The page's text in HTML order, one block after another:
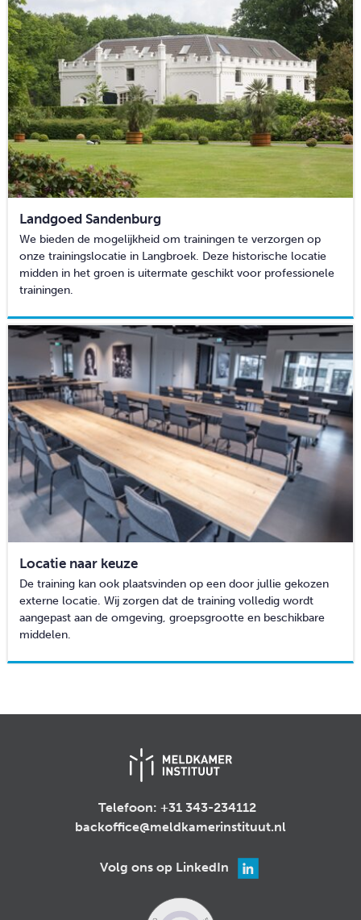
Landgoed Sandenburg
We bieden de mogelijkheid om trainingen te verzorgen op
onze trainingslocatie in Langbroek. Deze historische locatie
midden in het groen is uitermate geschikt voor professionele
trainingen.
Locatie naar keuze
De training kan ook plaatsvinden op een door jullie gekozen
externe locatie. Wij zorgen dat de training volledig wordt
aangepast aan de omgeving, groepsgrootte en beschikbare
middelen.
Telefoon: +31 343-234112
backoffice@meldkamerinstituut.nl
Volg ons op LinkedIn